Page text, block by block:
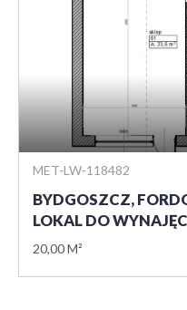
MET-LW-118482
BYDGOSZCZ,
LOKAL DO
20,00 M²